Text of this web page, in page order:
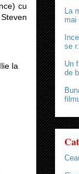
cu
la
La
mai
se
Un
de